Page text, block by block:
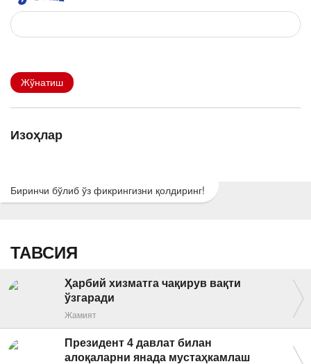
Жўнатиш
Изоҳлар
Биринчи бўлиб ўз фикрингизни қолдиринг!
ТАВСИЯ
Ҳарбий хизматга чақирув вақти
ўзгаради
Жамият
Президент 4 давлат билан
алоқаларни янада мустаҳкамлаш